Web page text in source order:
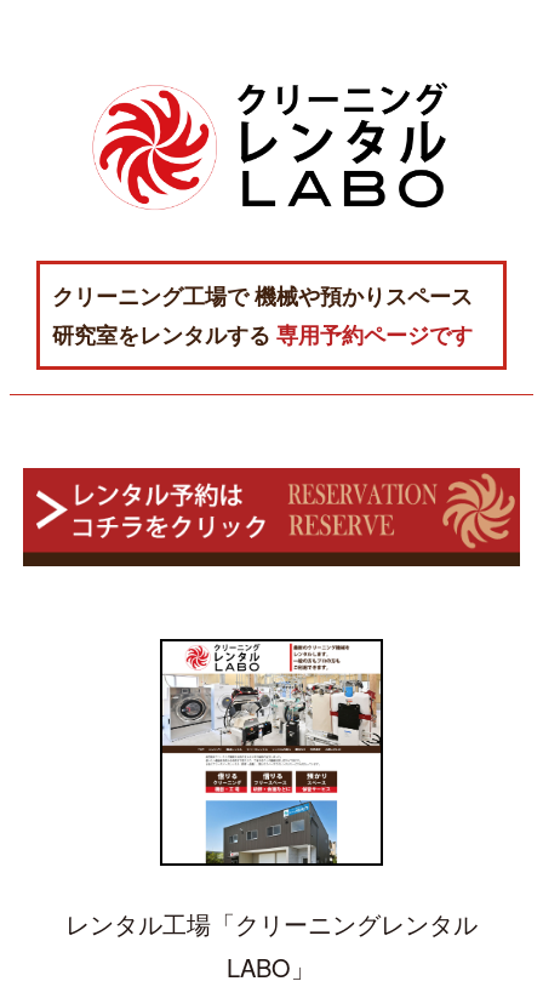
クリーニング工場で機械や預かりスペース
研究室をレンタルする 専用予約ページです
レンタル工場「クリーニングレンタル
LABO」